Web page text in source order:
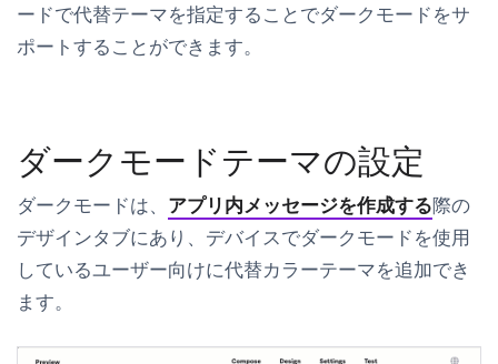
ードで代替テーマを指定することでダークモードをサ
ポートすることができます。
ダークモードテーマの設定
ダークモードは、 アプリ内メッセージを作成する際の
デザインタブにあり、デバイスでダークモードを使用
しているユーザー向けに代替カラーテーマを追加でき
ます。